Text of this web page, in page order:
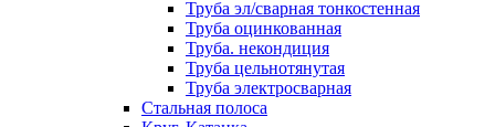
Труба эл/сварная тонкостенная
Труба оцинкованная
Труба. некондиция
Труба цельнотянутая
Труба электросварная
Стальная полоса